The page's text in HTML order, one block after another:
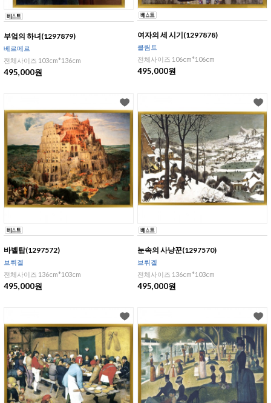
부엌의 하녀(1297879)
베르메르
전체사이즈 103cm*136cm
495,000원
여자의 세 시기(1297878)
클림트
전체사이즈 106cm*106cm
495,000원
바벨탑(1297572)
브뤼겔
전체사이즈 136cm*103cm
495,000원
눈속의 사냥꾼(1297570)
브뤼겔
전체사이즈 136cm*103cm
495,000원